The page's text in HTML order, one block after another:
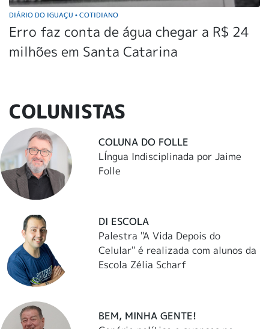
DIÁRIO DO IGUAÇU • COTIDIANO
Erro faz conta de água chegar a R$ 24
milhões em Santa Catarina
COLUNISTAS
COLUNA DO FOLLE
LÍngua Indisciplinada por Jaime
Folle
DI ESCOLA
Palestra "A Vida Depois do
Celular" é realizada com alunos da
Escola Zélia Scharf
BEM, MINHA GENTE!